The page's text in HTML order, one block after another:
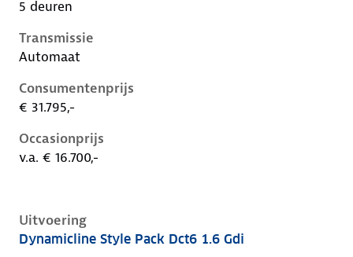
5 deuren
Transmissie
Automaat
Consumentenprijs
€ 31.795,-
Occasionprijs
v.a. € 16.700,-
Uitvoering
Kia Niro i-de-1e-facelift, 1.6 gdi, 104 kW, Hybride
Dynamicline Style Pack Dct6 1.6 Gdi